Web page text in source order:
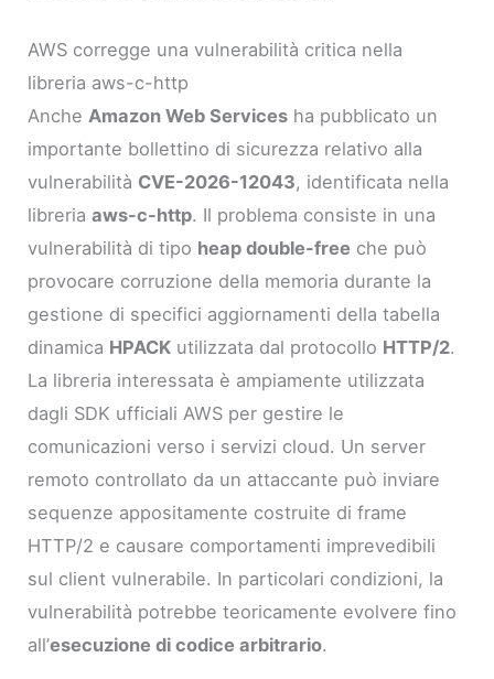
AWS corregge una vulnerabilità critica nella
libreria aws-c-http
Anche Amazon Web Services ha pubblicato un
importante bollettino di sicurezza relativo alla
vulnerabilità CVE-2026-12043, identificata nella
libreriaaws-c-http. Il problema consiste in una
vulnerabilità di tipo heap double-free che può
provocare corruzione della memoria durante la
gestione di specifici aggiornamenti della tabella
dinamica HPACK utilizzata dal protocollo HTTP/2.
La libreria interessata è ampiamente utilizzata
dagli SDK ufficiali AWS per gestire le
comunicazioni verso i servizi cloud. Un server
remoto controllato da un attaccante può inviare
sequenze appositamente costruite di frame
HTTP/2 e causare comportamenti imprevedibili
sul client vulnerabile. In particolari condizioni, la
vulnerabilità potrebbe teoricamente evolvere fino
all’esecuzione di codice arbitrario.